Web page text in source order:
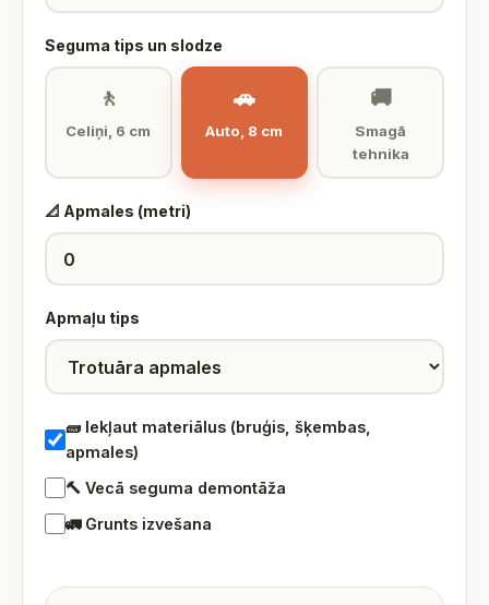
Seguma tips un slodze
🚶
Celiņi, 6 cm
🚗
Auto, 8 cm
🚚
Smagā
tehnika
📐 Apmales (metri)
Apmaļu tips
🧱 Iekļaut materiālus (bruģis, šķembas,
apmales)
🔨 Vecā seguma demontāža
🚛 Grunts izvešana